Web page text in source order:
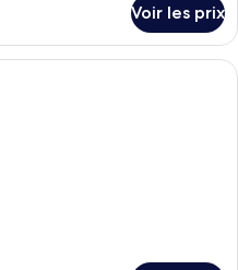
s
Voir les prix
Une chambre d’hôtel avec deux